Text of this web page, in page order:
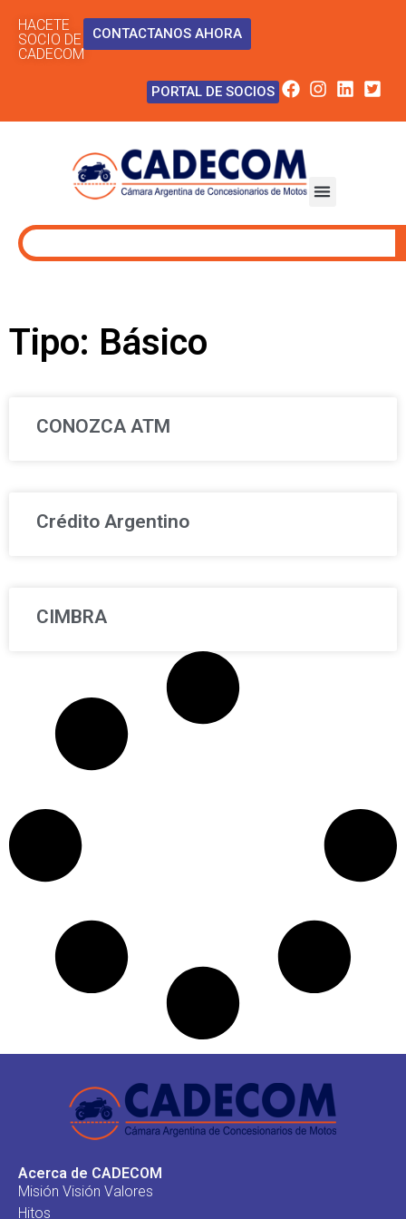
HACETE
SOCIO DE
CADECOM
CONTACTANOS AHORA
PORTAL DE SOCIOS
Tipo: Básico
CONOZCA ATM
Crédito Argentino
CIMBRA
Acerca de CADECOM
Misión Visión Valores
Hitos